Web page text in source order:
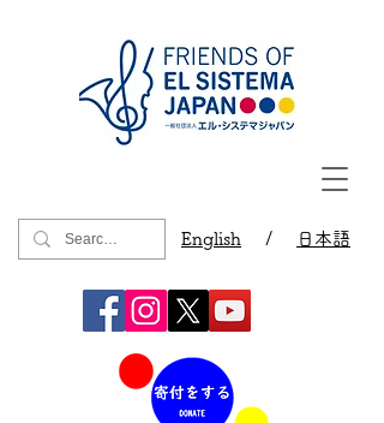
English / 日本語